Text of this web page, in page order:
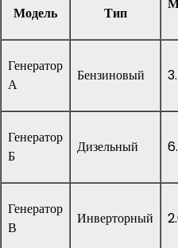
Модель Тип
Генератор
А
Бензиновый
Генератор
Б
Дизельный
Генератор
В
Инверторный